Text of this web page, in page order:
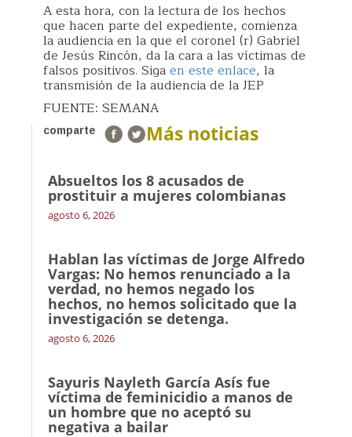
A esta hora, con la lectura de los hechos
que hacen parte del expediente, comienza
la audiencia en la que el coronel (r) Gabriel
de Jesús Rincón, da la cara a las víctimas de
falsos positivos. Sigaen este enlace, la
transmisión de la audiencia de la JEP
FUENTE: SEMANA
comparte Más noticias
Absueltos los 8 acusados de
prostituir a mujeres colombianas
agosto 6, 2026
Hablan las víctimas de Jorge Alfredo
Vargas: No hemos renunciado a la
verdad, no hemos negado los
hechos, no hemos solicitado que la
investigación se detenga.
agosto 6, 2026
Sayuris Nayleth García Asís fue
víctima de feminicidio a manos de
un hombre que no aceptó su
negativa a bailar